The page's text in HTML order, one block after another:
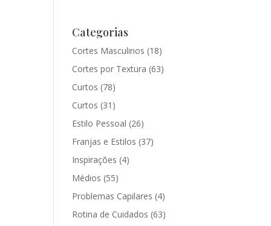
Categorias
Cortes Masculinos (18)
Cortes por Textura (63)
Curtos (78)
Curtos (31)
Estilo Pessoal (26)
Franjas e Estilos (37)
Inspirações (4)
Médios (55)
Problemas Capilares (4)
Rotina de Cuidados (63)